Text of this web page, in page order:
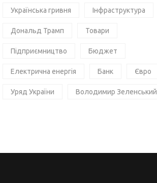
Українська гривня Інфраструктура
Дональд Трамп Товари
Підприємництво Бюджет
Електрична енергія Банк Євро
Уряд України Володимир Зеленський